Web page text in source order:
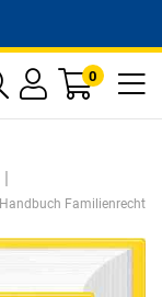
0
|
Handbuch Familienrecht